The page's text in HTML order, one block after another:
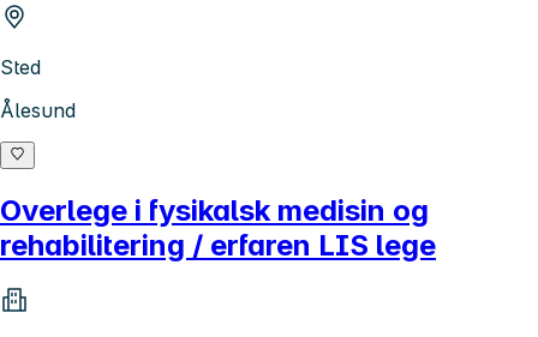
Sted
Ålesund
Overlege i fysikalsk medisin og
rehabilitering / erfaren LIS lege